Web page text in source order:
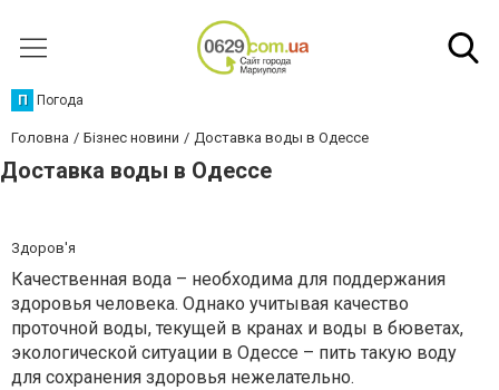
П Погода
Головна Бізнес новини Доставка воды в Одессе
Доставка воды в Одессе
Здоров'я
Качественная вода – необходима для поддержания
здоровья человека. Однако учитывая качество
проточной воды, текущей в кранах и воды в бюветах,
экологической ситуации в Одессе – пить такую воду
для сохранения здоровья нежелательно.